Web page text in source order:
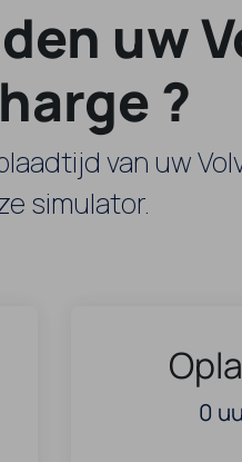
uw
?
van uw
simulator.
0